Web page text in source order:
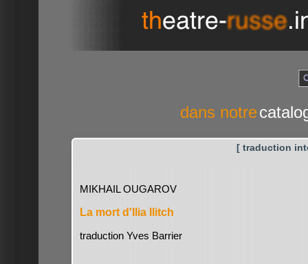
dans notre
[ traduction
MIKHAIL OUGAROV
La mort d'Ilia Ilitch
traduction Yves Barrier